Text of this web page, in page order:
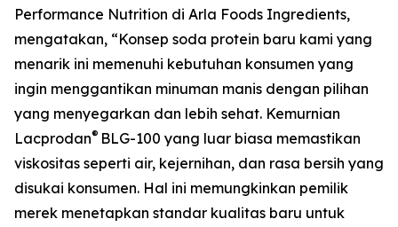
Performance Nutrition di Arla Foods Ingredients,
mengatakan, “Konsep soda protein baru kami yang
menarik ini memenuhi kebutuhan konsumen yang
ingin menggantikan minuman manis dengan pilihan
yang menyegarkan dan lebih sehat. Kemurnian
Lacprodan® BLG-100 yang luar biasa memastikan
viskositas seperti air, kejernihan, dan rasa bersih yang
disukai konsumen. Hal ini memungkinkan pemilik
merek menetapkan standar kualitas baru untuk